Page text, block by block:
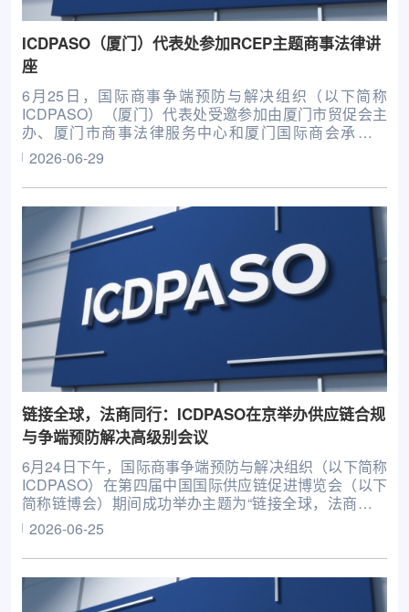
ICDPASO（厦门）代表处参加RCEP主题商事法律讲
座
6月25日，国际商事争端预防与解决组织（以下简称
ICDPASO）（厦门）代表处受邀参加由厦门市贸促会主
办、厦门市商事法律服务中心和厦门国际商会承办的
RCEP主题商事法律讲座活动，并以“跨境商事争议解决
新路径”为主题
2026-06-29
链接全球，法商同行：ICDPASO在京举办供应链合规
与争端预防解决高级别会议
6月24日下午，国际商事争端预防与解决组织（以下简称
ICDPASO）在第四届中国国际供应链促进博览会（以下
简称链博会）期间成功举办主题为“链接全球，法商同行
——构建国际商事争端预防与解决新生态”的供应链合规
与争端预防解决高级别会议。
2026-06-25